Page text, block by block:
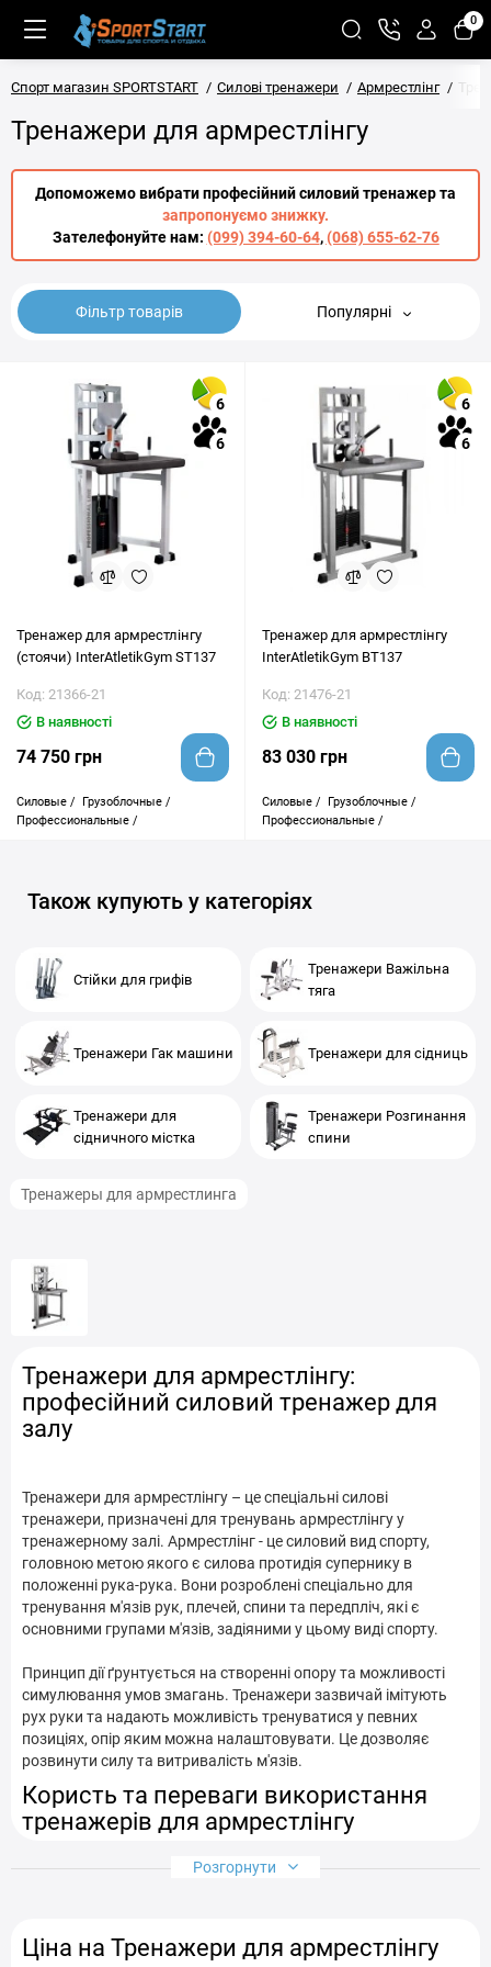
0
Спорт магазин SPORTSTART Силові тренажери Армрестлінг
Тренажери для армрестлінгу
Допоможемо вибрати професійний силовий тренажер та
запропонуємо знижку.
Зателефонуйте нам: (099) 394-60-64,(068) 655-62-76
Фільтр товарів Популярні
6
6
Тренажер для армрестлінгу
(стоячи) InterAtletikGym ST137
Код: 21366-21
В наявності
74 750 грн
Силовые /
Грузоблочные /
Профессиональные /
6
6
Тренажер для армрестлінгу
InterAtletikGym BT137
Код: 21476-21
В наявності
83 030 грн
Силовые /
Грузоблочные /
Профессиональные /
Також купують у категоріях
Стійки для грифів
Тренажери Важільна
тяга
Тренажери Гак машини Тренажери для сідниць
Тренажери для
сідничного містка
Тренажери Розгинання
спини
Тренажеры для армрестлинга
Тренажери для армрестлінгу:
професійний силовий тренажер для
залу
Тренажери для армрестлінгу – це спеціальні силові
тренажери, призначені для тренувань армрестлінгу у
тренажерному залі. Армрестлінг - це силовий вид спорту,
головною метою якого є силова протидія супернику в
положенні рука-рука. Вони розроблені спеціально для
тренування м'язів рук, плечей, спини та передпліч, які є
основними групами м'язів, задіяними у цьому виді спорту.
Принцип дії ґрунтується на створенні опору та можливості
симулювання умов змагань. Тренажери зазвичай імітують
рух руки та надають можливість тренуватися у певних
позиціях, опір яким можна налаштовувати. Це дозволяє
розвинути силу та витривалість м'язів.
Користь та переваги використання
тренажерів для армрестлінгу
контролю за рукою.
Тренування цілеспрямованих рухів, що застосовуються в
Розгорнути
Ціна на Тренажери для армрестлінгу